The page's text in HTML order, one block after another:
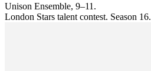
Unison Ensemble, 9–11.
London Stars talent contest. Season 16.